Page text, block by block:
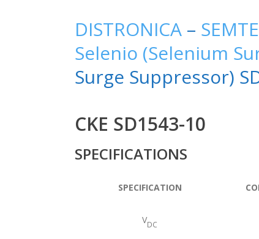
DISTRONICA –
Selenio (Selenium
Surge Suppressor)
CKE SD1543-10
SPECIFICATIONS
SPECIFICATION
VDC